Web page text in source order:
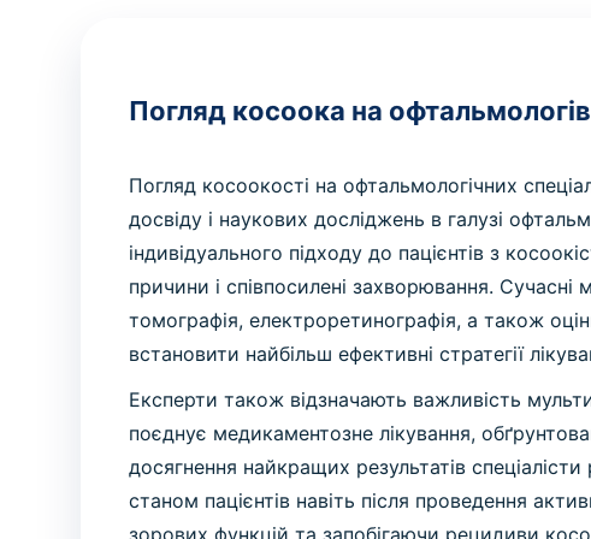
Погляд косоока на офтальмологів
Погляд косоокості на офтальмологічних
досвіду і наукових досліджень в галузі
індивідуального підходу до пацієнтів з
причини і співпосилені захворювання. Сучасні
томографія, електроретинографія, а також
встановити найбільш ефективні стратегії
Експерти також відзначають важливість
поєднує медикаментозне лікування,
досягнення найкращих результатів
станом пацієнтів навіть після проведення
зорових функцій та запобігаючи рецидиви